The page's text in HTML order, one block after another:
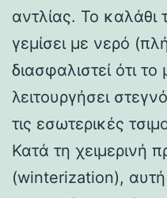
αντλίας. Το καλάθι
γεμίσει με νερό
διασφαλιστεί ότι
λειτουργήσει
τις εσωτερικές
Κατά τη χειμερινή
(winterization), αυτή